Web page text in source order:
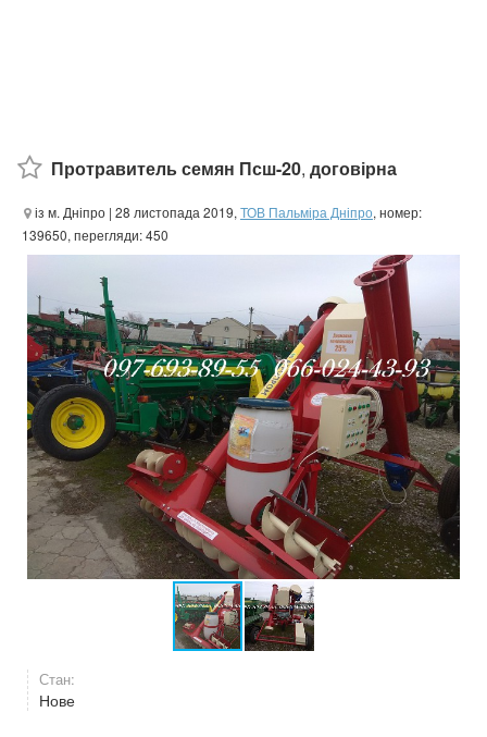
Протравитель семян Псш-20, договірна
із м. Дніпро | 28 листопада 2019, ТОВ Пальміра Дніпро, номер:
139650, перегляди: 450
Стан:
Нове